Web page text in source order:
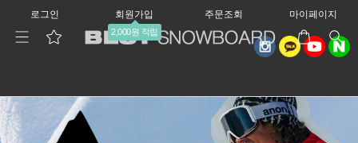
로그인 회원가입
2,000원 적립
주문조회 마이페이지